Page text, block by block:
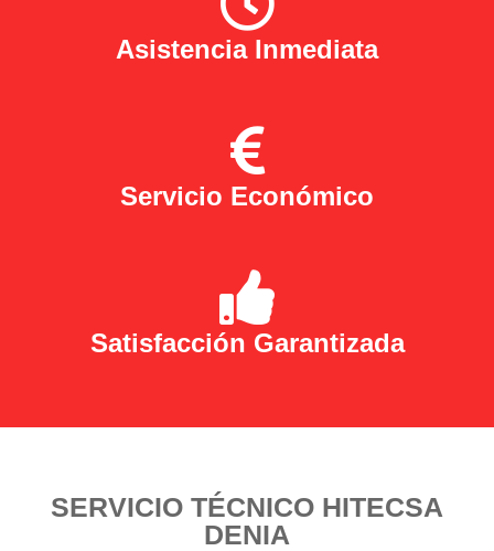
Asistencia Inmediata
Servicio Económico
Satisfacción Garantizada
SERVICIO TÉCNICO HITECSA
DENIA